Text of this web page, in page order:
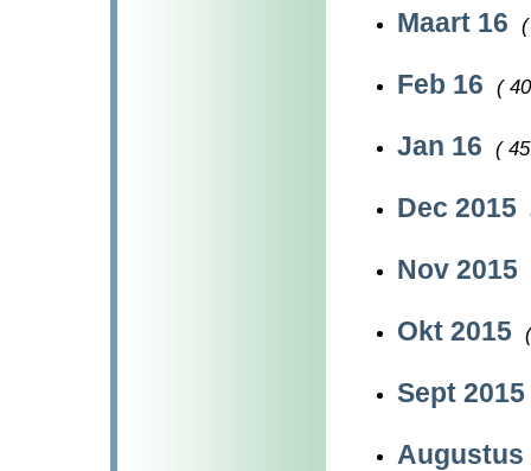
Maart 16
Feb 16 (
Jan 16 (
Dec 2015
Nov 2015
Okt 2015
Sept 2015
Augustus